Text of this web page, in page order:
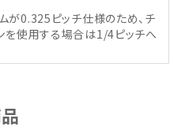
が0.325ピッチ仕様のため、チ
を使用する場合は1/4ピッチへ